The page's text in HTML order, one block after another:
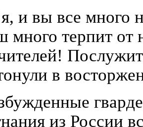
и вы все много
много терпит
в
из России